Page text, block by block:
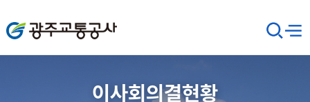
광주교통공사
검
색
창
메뉴
이사회의결현황